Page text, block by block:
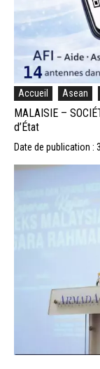
Accueil Asean
MALAISIE –
d’État
Date de publication :